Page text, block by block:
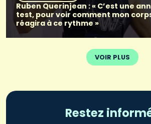
Ruben Querinjean : « C’est une
test, pour voir comment mon
réagira à ce rythme »
VOIR PLUS
Restez